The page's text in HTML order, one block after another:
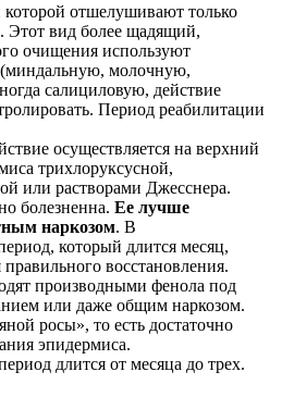
отшелушивают только
Этот вид более щадящий,
очищения используют
молочную,
салициловую, действие
Период реабилитации
осуществляется на верхний
трихлоруксусной,
или растворами Джесснера.
болезненна. Ее лучше
наркозом. В
который длится месяц,
правильного восстановления.
производными фенола под
или даже общим наркозом.
росы», то есть достаточно
эпидермиса.
длится от месяца до трех.